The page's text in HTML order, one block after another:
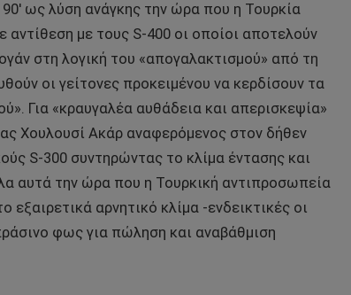
ως λύση ανάγκης την ώρα που η Τουρκία
με τους S-400 οι οποίοι αποτελούν
στη λογική του «απογαλακτισμού» από τη
οι γείτονες προκειμένου να κερδίσουν τα
Για «κραυγαλέα αυθάδεια και απερισκεψία»
Χουλουσί Ακάρ αναφερόμενος στον δήθεν
S-300 συντηρώντας το κλίμα έντασης και
αυτά την ώρα που η Τουρκική αντιπροσωπεία
αρνητικό κλίμα -ενδεικτικές οι
φως για πώληση και αναβάθμιση